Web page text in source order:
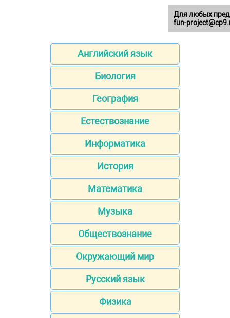
Английский язык
Биология
География
Естествознание
Информатика
История
Математика
Музыка
Обществознание
Окружающий мир
Русский язык
Физика
Для любых
fun-